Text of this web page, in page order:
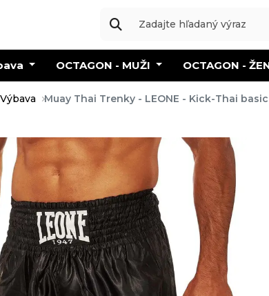
OCTAGON - MUŽI OCTAGON -
Muay Thai Trenky - LEONE - Kick-Thai